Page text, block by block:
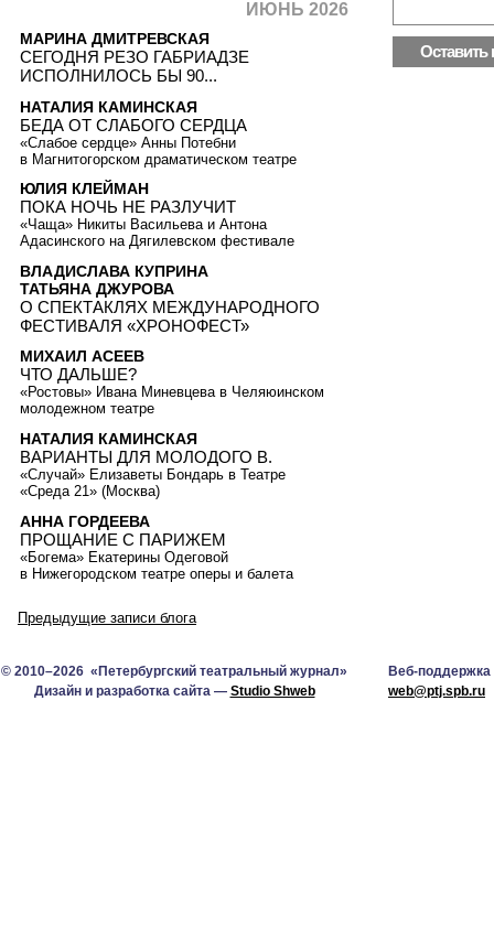
ИЮНЬ 2026
МАРИНА ДМИТРЕВСКАЯ
СЕГОДНЯ РЕЗО ГАБРИАДЗЕ
ИСПОЛНИЛОСЬ БЫ 90...
НАТАЛИЯ КАМИНСКАЯ
БЕДА ОТ СЛАБОГО СЕРДЦА
«Слабое сердце» Анны Потебни
в Магнитогорском драматическом театре
ЮЛИЯ КЛЕЙМАН
ПОКА НОЧЬ НЕ РАЗЛУЧИТ
«Чаща» Никиты Васильева и Антона
Адасинского на Дягилевском фестивале
ВЛАДИСЛАВА КУПРИНА
ТАТЬЯНА ДЖУРОВА
О СПЕКТАКЛЯХ МЕЖДУНАРОДНОГО
ФЕСТИВАЛЯ «ХРОНОФЕСТ»
МИХАИЛ АСЕЕВ
ЧТО ДАЛЬШЕ?
«Ростовы» Ивана Миневцева в Челяюинском
молодежном театре
НАТАЛИЯ КАМИНСКАЯ
ВАРИАНТЫ ДЛЯ МОЛОДОГО В.
«Случай» Елизаветы Бондарь в Театре
«Среда 21» (Москва)
АННА ГОРДЕЕВА
ПРОЩАНИЕ С ПАРИЖЕМ
«Богема» Екатерины Одеговой
в Нижегородском театре оперы и балета
Предыдущие записи блога
© 2010–2026 «Петербургский театральный журнал»
Дизайн и разработка сайта — Studio Shweb
Веб-поддержка
web@ptj.spb.ru